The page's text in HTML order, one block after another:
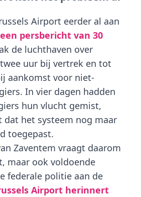
Airport eerder al aan
persbericht van 30
de luchthaven over
uur bij vertrek en tot
aankomst voor niet-
In vier dagen hadden
hun vlucht gemist,
dat het systeem nog maar
toegepast.
Zaventem vraagt daarom
maar ook voldoende
federale politie aan de
Airport herinnert